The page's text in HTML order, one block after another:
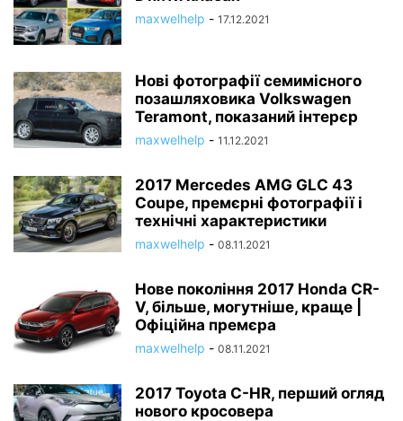
maxwelhelp - 17.12.2021
Нові фотографії семимісного
позашляховика Volkswagen
Teramont, показаний інтерєр
maxwelhelp - 11.12.2021
2017 Mercedes AMG GLC 43
Coupe, премєрні фотографії і
технічні характеристики
maxwelhelp - 08.11.2021
Нове покоління 2017 Honda CR-
V, більше, могутніше, краще |
Офіційна премєра
maxwelhelp - 08.11.2021
2017 Toyota C-HR, перший огляд
нового кросовера